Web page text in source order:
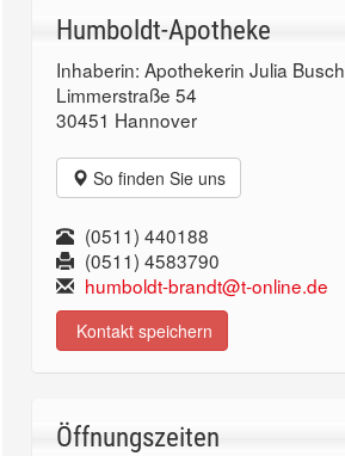
Humboldt-Apotheke
Inhaberin: Apothekerin Julia Busch
Limmerstraße 54
30451 Hannover
So finden Sie uns
(0511) 440188
(0511) 4583790
humboldt-brandt@t-online.de
Kontakt speichern
Öffnungszeiten